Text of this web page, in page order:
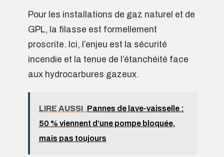
Pour les installations de gaz naturel et de
GPL, la filasse est formellement
proscrite. Ici, l’enjeu est la sécurité
incendie et la tenue de l’étanchéité face
aux hydrocarbures gazeux.
LIRE AUSSI Pannes de lave-vaisselle :
50 % viennent d’une pompe bloquée,
mais pas toujours